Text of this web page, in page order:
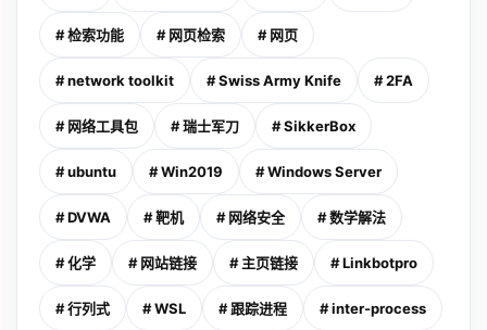
# 检索功能 # 网页检索 # 网页
# network toolkit # Swiss Army Knife # 2FA
# 网络工具包 # 瑞士军刀 # SikkerBox
# ubuntu # Win2019 # Windows Server
# DVWA # 靶机 # 网络安全 # 数学解法
# 化学 # 网站链接 # 主页链接 # Linkbotpro
# 行列式 # WSL # 跟踪进程 # inter-process